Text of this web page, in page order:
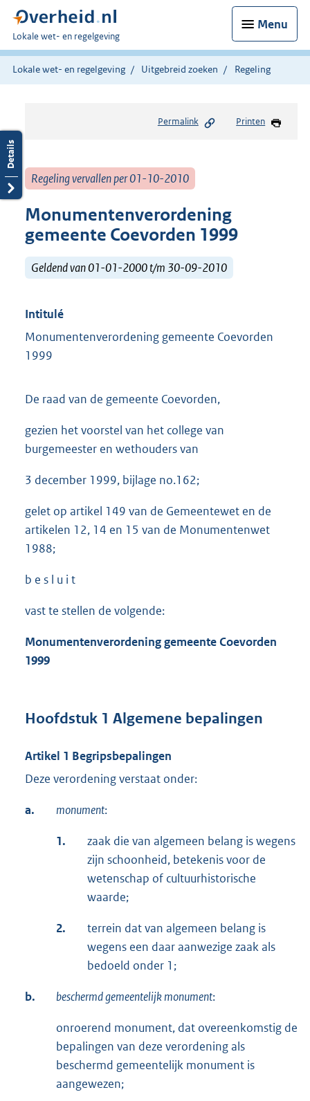
Menu
U
bent
hier:
Lokale wet- en regelgeving
Lokale wet- en regelgeving Uitgebreid zoeken Regeling
Permalink Printen
Regeling vervallen per 01-10-2010
Monumentenverordening
gemeente Coevorden 1999
Geldend van 01-01-2000 t/m 30-09-2010
Intitulé
Monumentenverordening gemeente Coevorden
1999
De raad van de gemeente Coevorden,
gezien het voorstel van het college van
burgemeester en wethouders van
3 december 1999, bijlage no.162;
gelet op artikel 149 van de Gemeentewet en de
artikelen 12, 14 en 15 van de Monumentenwet
1988;
b e s l u i t
vast te stellen de volgende:
Monumentenverordening gemeente Coevorden
1999
Hoofdstuk 1 Algemene bepalingen
Artikel 1 Begripsbepalingen
Deze verordening verstaat onder:
a. monument:
1.
zaak die van algemeen belang is wegens
zijn schoonheid, betekenis voor de
wetenschap of cultuurhistorische
waarde;
2.
terrein dat van algemeen belang is
wegens een daar aanwezige zaak als
bedoeld onder 1;
b. beschermd gemeentelijk monument:
onroerend monument, dat overeenkomstig de
bepalingen van deze verordening als
beschermd gemeentelijk monument is
aangewezen;